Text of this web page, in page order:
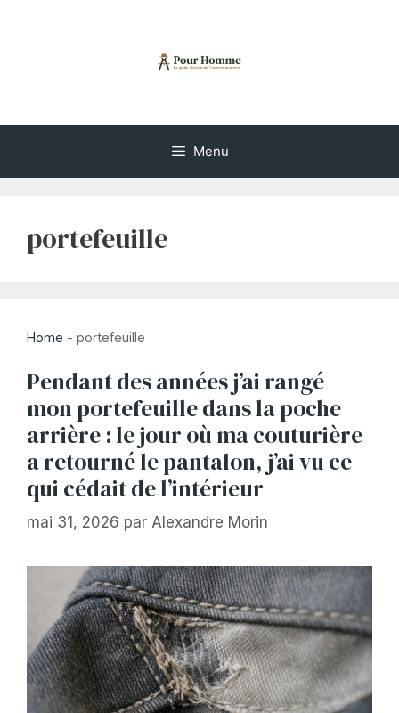
Menu
portefeuille
Home - portefeuille
Pendant des années j’ai rangé
mon portefeuille dans la poche
arrière : le jour où ma couturière
a retourné le pantalon, j’ai vu ce
qui cédait de l’intérieur
mai 31, 2026 par Alexandre Morin